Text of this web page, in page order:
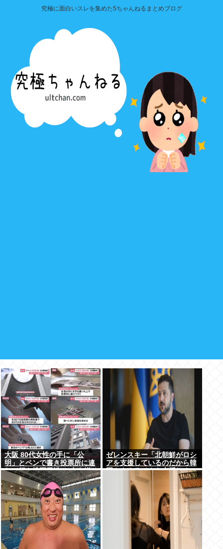
究極に面白いスレを集めた5ちゃんねるまとめブログ
大阪 80代女性の手に「公
明」とペンで書き投票所に連
れて行き投票干渉 60女を送
検【いさ酒場】
ゼレンスキー「北朝鮮がロシ
アを支援しているのだから韓
国もウクライナを支援しろ」